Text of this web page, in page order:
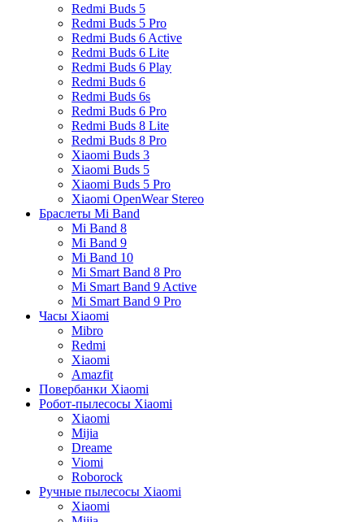
Redmi Buds 5
Redmi Buds 5 Pro
Redmi Buds 6 Active
Redmi Buds 6 Lite
Redmi Buds 6 Play
Redmi Buds 6
Redmi Buds 6s
Redmi Buds 6 Pro
Redmi Buds 8 Lite
Redmi Buds 8 Pro
Xiaomi Buds 3
Xiaomi Buds 5
Xiaomi Buds 5 Pro
Xiaomi OpenWear Stereo
Браслеты Mi Band
Mi Band 8
Mi Band 9
Mi Band 10
Mi Smart Band 8 Pro
Mi Smart Band 9 Active
Mi Smart Band 9 Pro
Часы Xiaomi
Mibro
Redmi
Xiaomi
Amazfit
Повербанки Xiaomi
Робот-пылесосы Xiaomi
Xiaomi
Mijia
Dreame
Viomi
Roborock
Ручные пылесосы Xiaomi
Xiaomi